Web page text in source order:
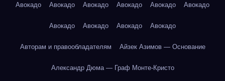
Авокадо Авокадо Авокадо Авокадо Авокадо Авокадо
Авокадо Авокадо Авокадо Авокадо
Авторам и правообладателям Айзек Азимов — Основание
Александр Дюма — Граф Монте-Кристо